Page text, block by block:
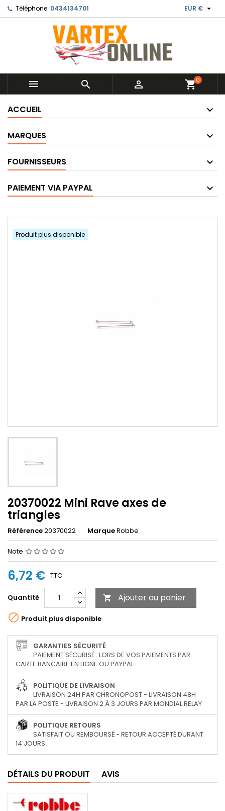
Téléphone: 0434134701 EUR € 
   shopping_cart0
ACCUEIL
MARQUES
FOURNISSEURS
PAIEMENT VIA PAYPAL
Produit plus disponible
20370022 Mini Rave axes de
triangles
Référence20370022 MarqueRobbe
Note
6,72 € TTC
Quantité  Ajouter au panier
 Produit plus disponible
GARANTIES SÉCURITÉ
PAIEMENT SÉCURISÉ : LORS DE VOS PAIEMENTS PAR
CARTE BANCAIRE EN LIGNE OU PAYPAL
POLITIQUE DE LIVRAISON
LIVRAISON 24H PAR CHRONOPOST - LIVRAISON 48H
PAR LA POSTE - LIVRAISON 2 À 3 JOURS PAR MONDIAL RELAY
POLITIQUE RETOURS
SATISFAIT OU REMBOURSÉ - RETOUR ACCEPTÉ DURANT
14 JOURS
DÉTAILS DU PRODUIT AVIS